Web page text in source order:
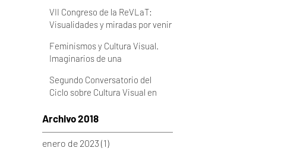
VII Congreso de la ReVLaT:
Visualidades y miradas por venir
Feminismos y Cultura Visual.
Imaginarios de una
transformación
Segundo Conversatorio del
Ciclo sobre Cultura Visual en
Archivo 2018
enero de 2023 (1)